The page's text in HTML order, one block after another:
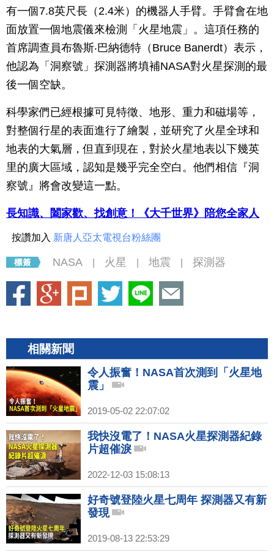
有一個7.8英尺長（2.4米）的機器人手臂。手臂會在地
面放置一個地震儀來檢測「火星地震」。這項任務的
首席調查員布魯斯‧巴納德特（Bruce Banerdt）表示，
他認為「洞察號」探測器將填補NASA對火星探測的最
後一個空缺。
科學家們已經根據可見特徵、地形、重力和磁場等，
對整個行星的表面進行了繪製，並研究了火星全球和
地表的大氣層，但直到現在，對於火星地表以下幾英
里的廣大區域，認知是幾乎完全空白。他們相信『洞
察號』將會改變這一點。
長知識、闔家歡、找創意！《大千世界》陪您全家人
按讚加入 新唐人亞太電視台粉絲團
NASA 火星 地震 探測器
相關新聞
令人振奮！NASA首次測到「火星地
震」
2019-05-02 22:07:02
我快沒電了！NASA火星探測器紀錄
片超催淚
2022-12-03 15:08:13
好奇號登陸火星七周年 探測器又有新
發現
2019-08-13 22:53:29